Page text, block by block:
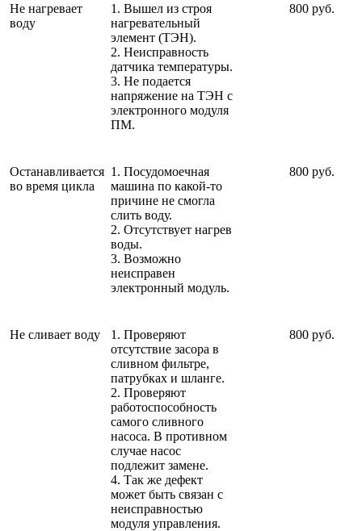
Не нагревает
воду
1. Вышел из строя
нагревательный
элемент (ТЭН).
2. Неисправность
датчика температуры.
3. Не подается
напряжение на ТЭН с
электронного модуля
ПМ.
800 руб.
Останавливается
во время цикла
1. Посудомоечная
машина по какой-то
причине не смогла
слить воду.
2. Отсутствует нагрев
воды.
3. Возможно
неисправен
электронный модуль.
800 руб.
Не сливает воду
1. Проверяют
отсутствие засора в
сливном фильтре,
патрубках и шланге.
2. Проверяют
работоспособность
самого сливного
насоса. В противном
случае насос
подлежит замене.
4. Так же дефект
может быть связан с
неисправностью
модуля управления.
800 руб.